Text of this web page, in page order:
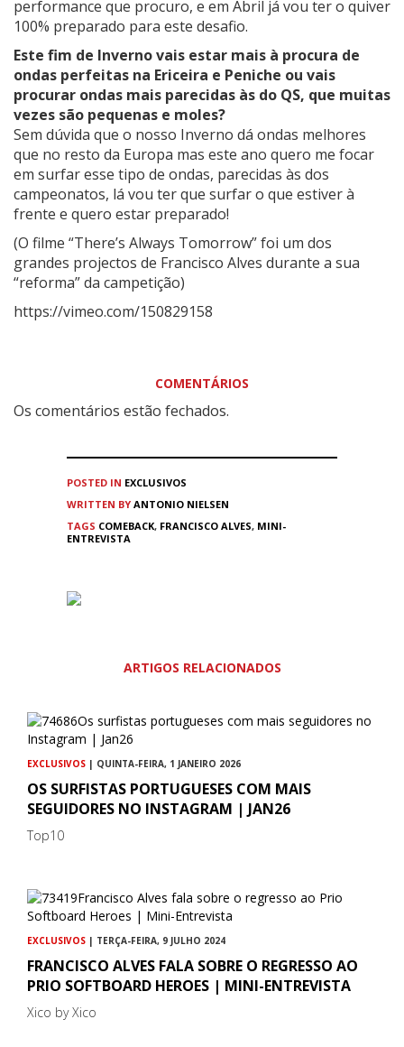
performance que procuro, e em Abril já vou ter o quiver
100% preparado para este desafio.
Este fim de Inverno vais estar mais à procura de
ondas perfeitas na Ericeira e Peniche ou vais
procurar ondas mais parecidas às do QS, que muitas
vezes são pequenas e moles?
Sem dúvida que o nosso Inverno dá ondas melhores
que no resto da Europa mas este ano quero me focar
em surfar esse tipo de ondas, parecidas às dos
campeonatos, lá vou ter que surfar o que estiver à
frente e quero estar preparado!
(O filme “There’s Always Tomorrow” foi um dos
grandes projectos de Francisco Alves durante a sua
“reforma” da campetição)
https://vimeo.com/150829158
COMENTÁRIOS
Os comentários estão fechados.
POSTED IN EXCLUSIVOS
WRITTEN BY ANTONIO NIELSEN
TAGS COMEBACK, FRANCISCO ALVES, MINI-
ENTREVISTA
ARTIGOS RELACIONADOS
EXCLUSIVOS | QUINTA-FEIRA, 1 JANEIRO 2026
OS SURFISTAS PORTUGUESES COM MAIS
SEGUIDORES NO INSTAGRAM | JAN26
Top10
EXCLUSIVOS | TERÇA-FEIRA, 9 JULHO 2024
FRANCISCO ALVES FALA SOBRE O REGRESSO AO
PRIO SOFTBOARD HEROES | MINI-ENTREVISTA
Xico by Xico